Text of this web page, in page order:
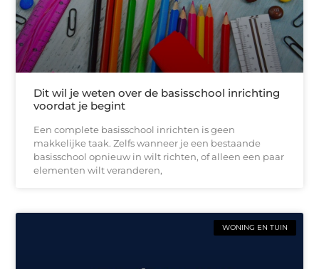
Dit wil je weten over de basisschool inrichting
voordat je begint
Een complete basisschool inrichten is geen
makkelijke taak. Zelfs wanneer je een bestaande
basisschool opnieuw in wilt richten, of alleen een paar
elementen wilt veranderen,
WONING EN TUIN